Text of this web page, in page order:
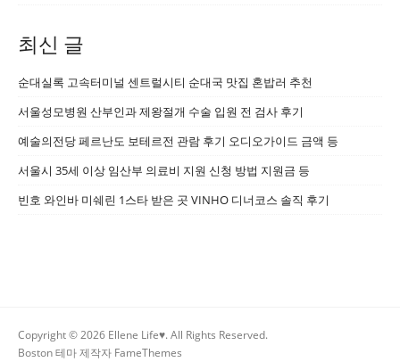
최신 글
순대실록 고속터미널 센트럴시티 순대국 맛집 혼밥러 추천
서울성모병원 산부인과 제왕절개 수술 입원 전 검사 후기
예술의전당 페르난도 보테르전 관람 후기 오디오가이드 금액 등
서울시 35세 이상 임산부 의료비 지원 신청 방법 지원금 등
빈호 와인바 미쉐린 1스타 받은 곳 VINHO 디너코스 솔직 후기
Copyright © 2026 Ellene Life♥. All Rights Reserved.
Boston 테마 제작자 FameThemes